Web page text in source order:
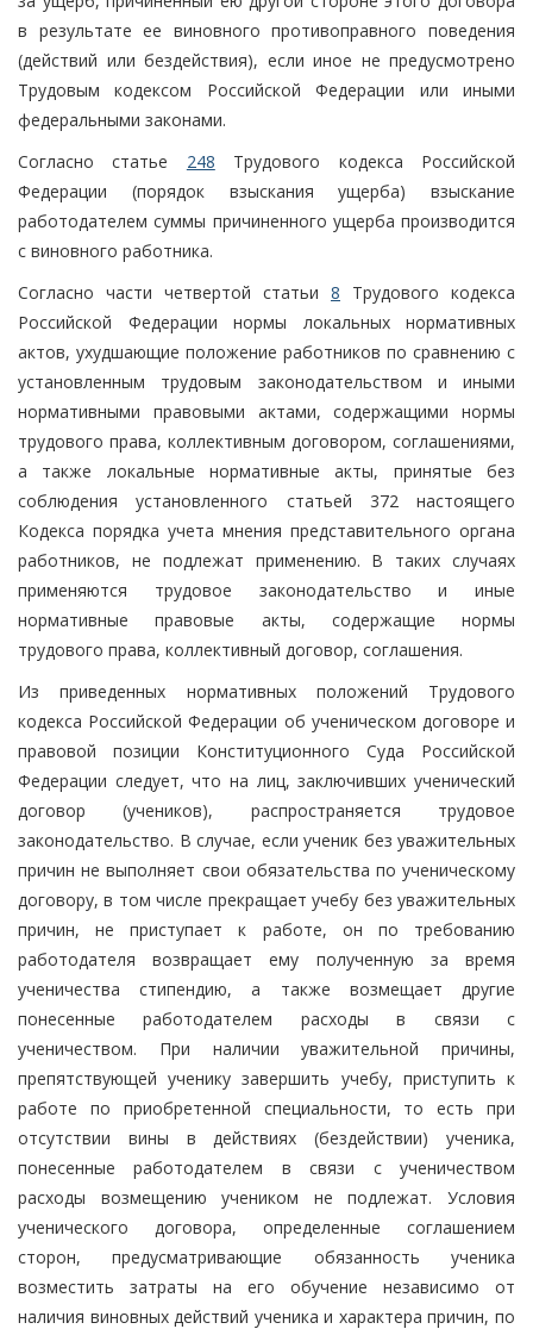
в результате ее виновного противоправного поведения
(действий или бездействия), если иное не предусмотрено
Трудовым кодексом Российской Федерации или иными
федеральными законами.
Согласно статье 248 Трудового кодекса Российской
Федерации (порядок взыскания ущерба) взыскание
работодателем суммы причиненного ущерба производится
с виновного работника.
Согласно части четвертой статьи 8 Трудового кодекса
Российской Федерации нормы локальных нормативных
актов, ухудшающие положение работников по сравнению с
установленным трудовым законодательством и иными
нормативными правовыми актами, содержащими нормы
трудового права, коллективным договором, соглашениями,
а также локальные нормативные акты, принятые без
соблюдения установленного статьей 372 настоящего
Кодекса порядка учета мнения представительного органа
работников, не подлежат применению. В таких случаях
применяются трудовое законодательство и иные
нормативные правовые акты, содержащие нормы
трудового права, коллективный договор, соглашения.
Из приведенных нормативных положений Трудового
кодекса Российской Федерации об ученическом договоре и
правовой позиции Конституционного Суда Российской
Федерации следует, что на лиц, заключивших ученический
договор (учеников), распространяется трудовое
законодательство. В случае, если ученик без уважительных
причин не выполняет свои обязательства по ученическому
договору, в том числе прекращает учебу без уважительных
причин, не приступает к работе, он по требованию
работодателя возвращает ему полученную за время
ученичества стипендию, а также возмещает другие
понесенные работодателем расходы в связи с
ученичеством. При наличии уважительной причины,
препятствующей ученику завершить учебу, приступить к
работе по приобретенной специальности, то есть при
отсутствии вины в действиях (бездействии) ученика,
понесенные работодателем в связи с ученичеством
расходы возмещению учеником не подлежат. Условия
ученического договора, определенные соглашением
сторон, предусматривающие обязанность ученика
возместить затраты на его обучение независимо от
наличия виновных действий ученика и характера причин, по